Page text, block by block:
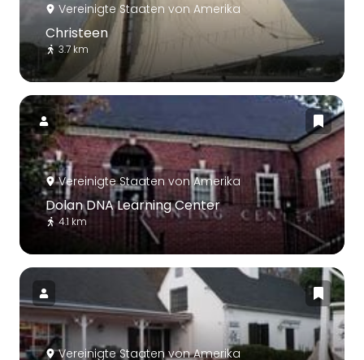
Vereinigte Staaten von Amerika
Christeen
3.7 km
Vereinigte Staaten von Amerika
Dolan DNA Learning Center
4.1 km
Vereinigte Staaten von Amerika